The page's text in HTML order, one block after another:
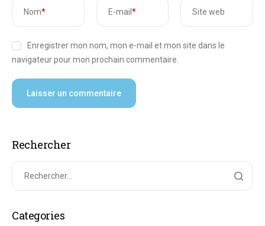
Nom* E-mail * Site web
Enregistrer mon nom, mon e-mail et mon site dans le
navigateur pour mon prochain commentaire.
Rechercher
Categories